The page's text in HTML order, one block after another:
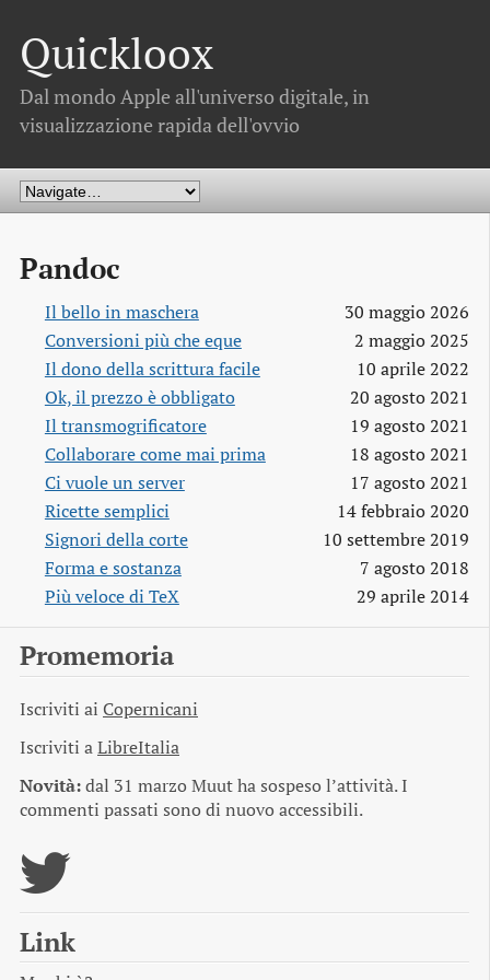
Quickloox
Dal mondo Apple all'universo digitale, in
visualizzazione rapida dell'ovvio
Pandoc
Il bello in maschera
30 maggio 2026
Conversioni più che eque
2 maggio 2025
Il dono della scrittura facile
10 aprile 2022
Ok, il prezzo è obbligato
20 agosto 2021
Il transmogrificatore
19 agosto 2021
Collaborare come mai prima
18 agosto 2021
Ci vuole un server
17 agosto 2021
Ricette semplici
14 febbraio 2020
Signori della corte
10 settembre 2019
Forma e sostanza
7 agosto 2018
Più veloce di TeX
29 aprile 2014
Promemoria
Iscriviti ai Copernicani
Iscriviti aLibreItalia
Novità:dal 31 marzo Muut ha sospeso l’attività. I
commenti passati sono di nuovo accessibili.
Link